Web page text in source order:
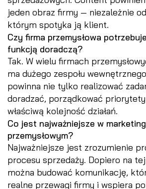
jeden obraz firmy — niezależnie od
którym spotyka ją klient.
Czy firma przemysłowa
funkcją doradczą?
Tak. W wielu firmach
ma dużego zespołu
powinna nie tylko realizować
doradzać, porządkować
właściwą kolejność działań.
Co jest najważniejsze w
przemysłowym?
Najważniejsze jest zrozumienie
procesu sprzedaży. Dopiero na
można budować komunikację,
realne przewagi firmy i wspiera